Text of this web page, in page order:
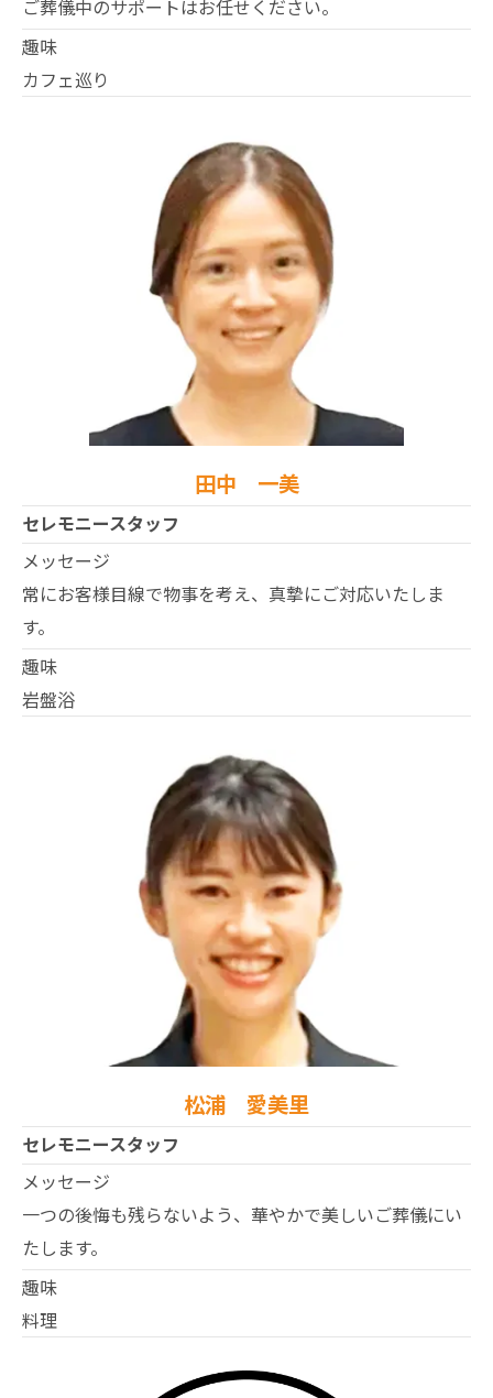
ご葬儀中のサポートはお任せください。
趣味
カフェ巡り
田中 一美
セレモニースタッフ
メッセージ
常にお客様目線で物事を考え、真摯にご対応いたしま
す。
趣味
岩盤浴
松浦 愛美里
セレモニースタッフ
メッセージ
一つの後悔も残らないよう、華やかで美しいご葬儀にい
たします。
趣味
料理